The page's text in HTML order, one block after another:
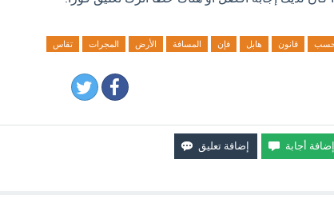
قانون هابل فإن المسافة الأرض المجرات تقاس